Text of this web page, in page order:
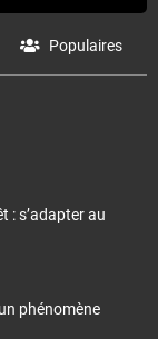
Populaires
: s’adapter au
phénomène